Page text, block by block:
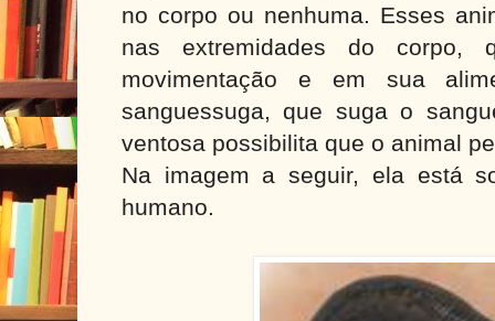
no corpo ou nenhuma. Esses
nas extremidades do corpo,
movimentação e em sua
sanguessuga, que suga o
ventosa possibilita que o animal
Na imagem a seguir, ela está
humano.